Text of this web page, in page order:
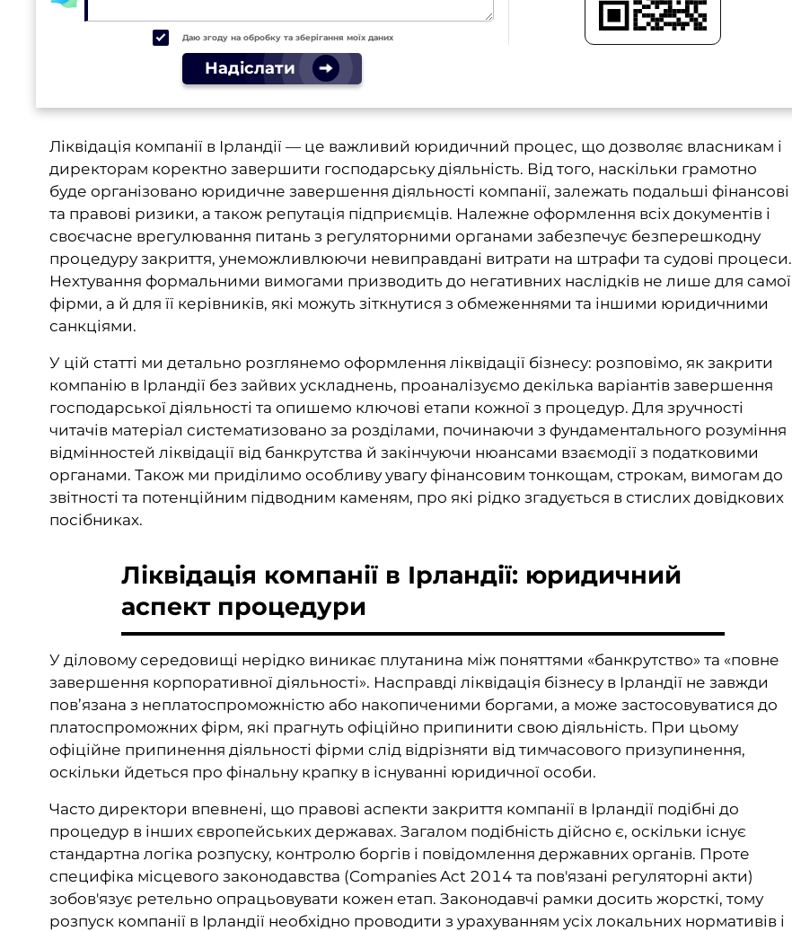
Даю згоду на обробку та зберігання моїх даних
Надіслати
Ліквідація компанії в Ірландії — це важливий юридичний процес, що дозволяє власникам і
директорам коректно завершити господарську діяльність. Від того, наскільки грамотно
буде організовано юридичне завершення діяльності компанії, залежать подальші фінансові
та правові ризики, а також репутація підприємців. Належне оформлення всіх документів і
своєчасне врегулювання питань з регуляторними органами забезпечує безперешкодну
процедуру закриття, унеможливлюючи невиправдані витрати на штрафи та судові процеси.
Нехтування формальними вимогами призводить до негативних наслідків не лише для самої
фірми, а й для її керівників, які можуть зіткнутися з обмеженнями та іншими юридичними
санкціями.
У цій статті ми детально розглянемо оформлення ліквідації бізнесу: розповімо, як закрити
компанію в Ірландії без зайвих ускладнень, проаналізуємо декілька варіантів завершення
господарської діяльності та опишемо ключові етапи кожної з процедур. Для зручності
читачів матеріал систематизовано за розділами, починаючи з фундаментального розуміння
відмінностей ліквідації від банкрутства й закінчуючи нюансами взаємодії з податковими
органами. Також ми приділимо особливу увагу фінансовим тонкощам, строкам, вимогам до
звітності та потенційним підводним каменям, про які рідко згадується в стислих довідкових
посібниках.
Ліквідація компанії в Ірландії: юридичний
аспект процедури
У діловому середовищі нерідко виникає плутанина між поняттями «банкрутство» та «повне
завершення корпоративної діяльності». Насправді ліквідація бізнесу в Ірландії не завжди
пов’язана з неплатоспроможністю або накопиченими боргами, а може застосовуватися до
платоспроможних фірм, які прагнуть офіційно припинити свою діяльність. При цьому
офіційне припинення діяльності фірми слід відрізняти від тимчасового призупинення,
оскільки йдеться про фінальну крапку в існуванні юридичної особи.
Часто директори впевнені, що правові аспекти закриття компанії в Ірландії подібні до
процедур в інших європейських державах. Загалом подібність дійсно є, оскільки існує
стандартна логіка розпуску, контролю боргів і повідомлення державних органів. Проте
специфіка місцевого законодавства (Companies Act 2014 та пов'язані регуляторні акти)
зобов'язує ретельно опрацьовувати кожен етап. Законодавчі рамки досить жорсткі, тому
розпуск компанії в Ірландії необхідно проводити з урахуванням усіх локальних нормативів і